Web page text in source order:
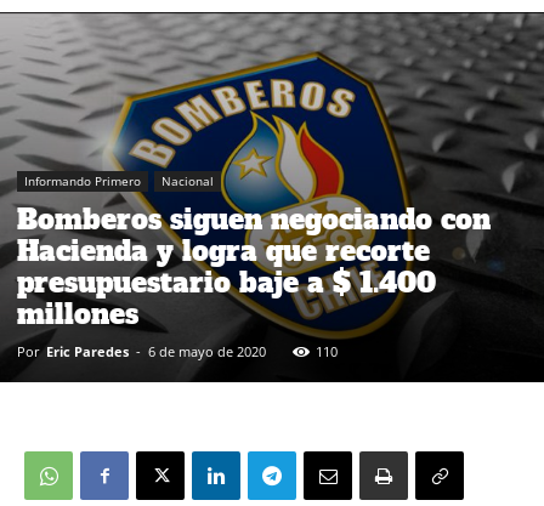
Informando Primero Nacional
Bomberos siguen negociando con
Hacienda y logra que recorte
presupuestario baje a $ 1.400
millones
Por Eric Paredes - 6 de mayo de 2020 110